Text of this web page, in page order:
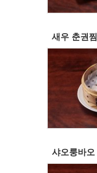
새우 춘권찜
샤오룽바오